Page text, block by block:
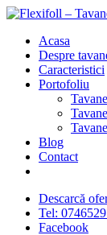
Acasa
Despre
Caracteristici
Portofoliu
Blog
Contact
Descarcă
Tel:
Facebook